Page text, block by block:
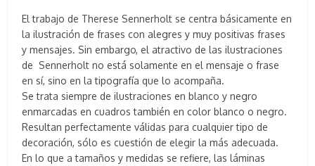
El trabajo de Therese Sennerholt se centra básicamente en
la ilustración de frases con alegres y muy positivas frases
y mensajes. Sin embargo, el atractivo de las ilustraciones
de Sennerholt no está solamente en el mensaje o frase
en sí, sino en la tipografía que lo acompaña.
Se trata siempre de ilustraciones en blanco y negro
enmarcadas en cuadros también en color blanco o negro.
Resultan perfectamente válidas para cualquier tipo de
decoración, sólo es cuestión de elegir la más adecuada.
En lo que a tamaños y medidas se refiere, las láminas